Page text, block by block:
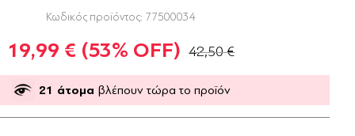
Κωδικός προϊόντος: 77500034
19,99 € (53% OFF) 42,50 €
21 άτομα βλέπουν τώρα το προϊόν